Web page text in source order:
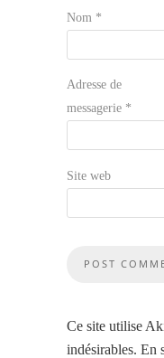
Nom *
Adresse de
messagerie *
Site web
Ce site utilise
indésirables. En